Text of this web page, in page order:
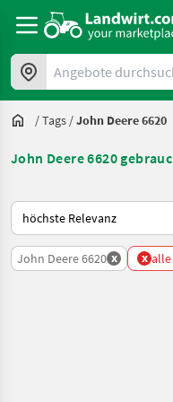
Angebote durchsuchen
/Tags /John Deere 6620
John Deere 6620
So wird auf Landwirt.com
John Deere 6620 x x